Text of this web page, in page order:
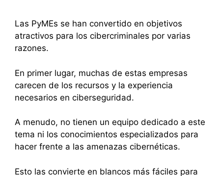
Las PyMEs se han convertido en objetivos
atractivos para los cibercriminales por varias
razones.
En primer lugar, muchas de estas empresas
carecen de los recursos y la experiencia
necesarios en ciberseguridad.
A menudo, no tienen un equipo dedicado a este
tema ni los conocimientos especializados para
hacer frente a las amenazas cibernéticas.
Esto las convierte en blancos más fáciles para